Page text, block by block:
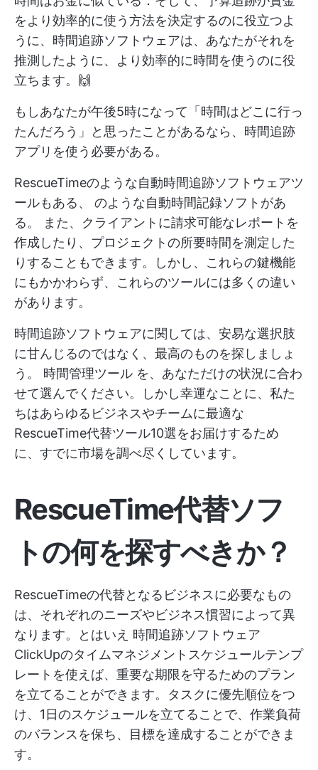
をより効率的に使う方法を決定するのに役立つよ
うに、時間追跡ソフトウェアは、あなたがそれを
推測したように、より効率的に時間を使うのに役
立ちます。🙌
もしあなたが午後5時になって「時間はどこに行っ
たんだろう」と思ったことがあるなら、時間追跡
アプリを使う必要がある。
RescueTimeのような自動時間追跡ソフトウェアツ
ールもある、 のような自動時間記録ソフトがあ
る。
また、クライアントに請求可能なレポートを
作成したり、プロジェクトの所要時間を測定した
りすることもできます。しかし、これらの鍵機能
にもかかわらず、これらのツールには多くの違い
があります。
時間追跡ソフトウェアに関しては、安易な選択肢
に甘んじるのではなく、最高のものを探しましょ
う。 時間管理ツール を、あなただけの状況に合わ
せて選んでください。しかし幸運なことに、私た
ちはあらゆるビジネスやチームに最適な
RescueTime代替ツール10選をお届けするため
に、すでに市場を調べ尽くしています。
RescueTime代替ソフ
トの何を探すべきか？
RescueTimeの代替となるビジネスに必要なもの
は、それぞれのニーズやビジネス慣習によって異
なります。とはいえ 時間追跡ソフトウェア
ClickUpのタイムマネジメントスケジュールテンプ
レートを使えば、重要な期限を守るためのプラン
を立てることができます。タスクに優先順位をつ
け、1日のスケジュールを立てることで、作業負荷
のバランスを保ち、目標を達成することができま
す。